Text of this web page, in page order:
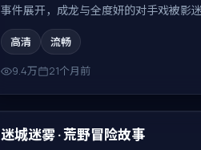
事件展开，成龙与全度妍的对手戏被影
的代表场面。
高清
流畅
9.4万
21个月前
热门
迷城迷雾 · 荒野冒险故事